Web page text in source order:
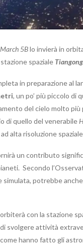
5Blo invierà in
spaziale
in preparazione al
, un po’ più piccolo di
del cielo molto
di quello del venerabile
alta risoluzione
un contributo
Secondo
simulata, potrebbe
con la stazione
svolgere attività
hanno fatto gli